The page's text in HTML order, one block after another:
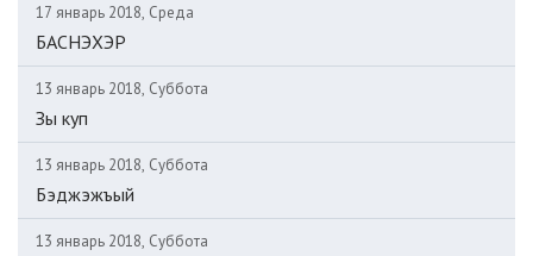
17 январь 2018, Среда
БАСНЭХЭР
13 январь 2018, Суббота
Зы куп
13 январь 2018, Суббота
Бэджэжъый
13 январь 2018, Суббота